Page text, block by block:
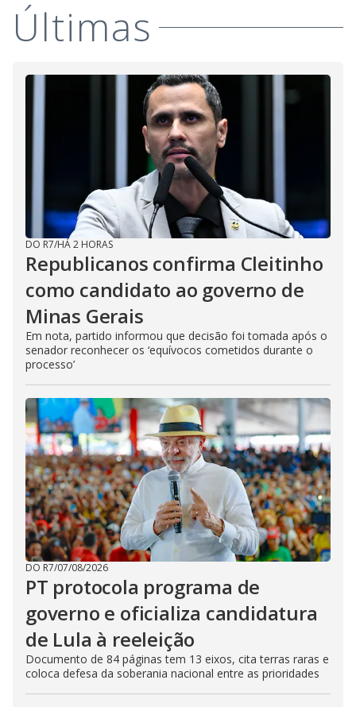
Últimas
DO R7/HÁ 2 HORAS
Republicanos confirma Cleitinho
como candidato ao governo de
Minas Gerais
Em nota, partido informou que decisão foi tomada após o
senador reconhecer os ‘equívocos cometidos durante o
processo’
DO R7/07/08/2026
PT protocola programa de
governo e oficializa candidatura
de Lula à reeleição
Documento de 84 páginas tem 13 eixos, cita terras raras e
coloca defesa da soberania nacional entre as prioridades